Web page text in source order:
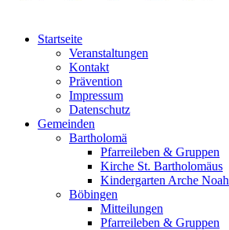
Startseite
Veranstaltungen
Kontakt
Prävention
Impressum
Datenschutz
Gemeinden
Bartholomä
Pfarreileben & Gruppen
Kirche St. Bartholomäus
Kindergarten Arche Noah
Böbingen
Mitteilungen
Pfarreileben & Gruppen